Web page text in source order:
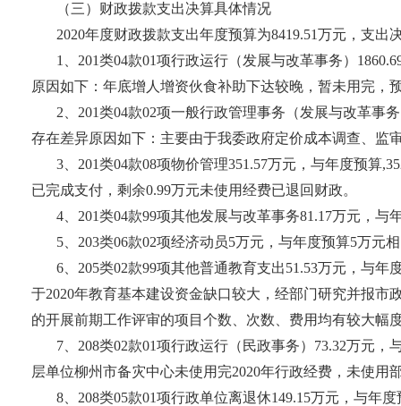
（三）财政拨款支出决算具体情况
2020年度财政拨款支出年度预算为8419.51万元，支出
1、201类04款01项行政运行（发展与改革事务）
原因如下：年底增人增资伙食补助下达较晚，暂未用完，
2、201类04款02项一般行政管理事务（发展与改革事
存在差异原因如下：主要由于我委政府定价成本调查、监
3、201类04款08项物价管理351.57万元，与年度预算
已完成支付，剩余0.99万元未使用经费已退回财政。
4、201类04款99项其他发展与改革事务81.17万元，与
5、203类06款02项经济动员5万元，与年度预算5万元
6、205类02款99项其他普通教育支出51.53万元，与
于2020年教育基本建设资金缺口较大，经部门研究并报
的开展前期工作评审的项目个数、次数、费用均有较大幅
7、208类02款01项行政运行（民政事务）73.32万元
层单位柳州市备灾中心未使用完2020年行政经费，未使用
8、208类05款01项行政单位离退休149.15万元，与年